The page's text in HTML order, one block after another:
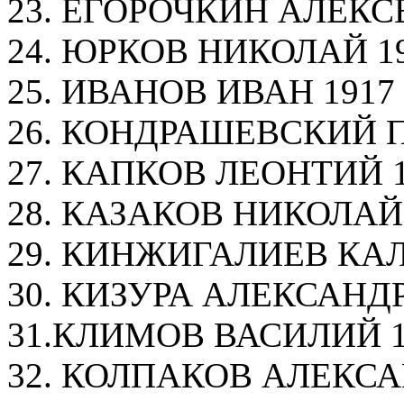
23. ЕГОРОЧКИН
24. ЮРКОВ НИКОЛАЙ
25. ИВАНОВ ИВАН 1917
26. КОНДРАШЕВСКИЙ
27. КАПКОВ ЛЕОНТИЙ
28. КАЗАКОВ НИКОЛАЙ
29. КИНЖИГАЛИЕВ
30. КИЗУРА АЛЕКСАНДР
31.КЛИМОВ ВАСИЛИЙ
32. КОЛПАКОВ